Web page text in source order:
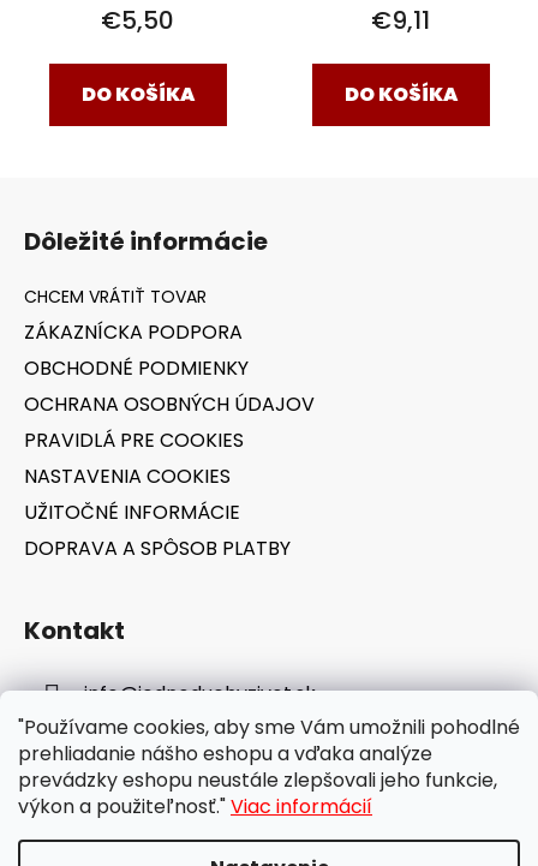
"Používame cookies, aby sme Vám umožnili pohodlné
prehliadanie nášho eshopu a vďaka analýze
prevádzky eshopu neustále zlepšovali jeho funkcie,
výkon a použiteľnosť."Viac informácií
€5,50
DO KOŠÍKA
€9,11
DO KOŠÍKA
Dôležité informácie
ZÁKAZNÍCKA PODPORA
OBCHODNÉ PODMIENKY
OCHRANA OSOBNÝCH ÚDAJOV
PRAVIDLÁ PRE COOKIES
NASTAVENIA COOKIES
UŽITOČNÉ INFORMÁCIE
DOPRAVA A SPÔSOB PLATBY
Kontakt
info@jednoduchyzivot.sk
E-shop: 0948 647 767